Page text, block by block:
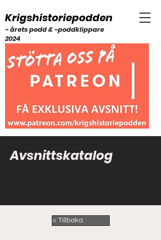
Krigshistoriepodden
- årets podd & -poddklippare
2024
Avsnittskatalog
< Tillbaka